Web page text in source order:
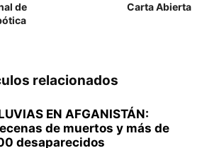
de
Carta Abierta
relacionados
EN AFGANISTÁN:
de muertos y más de
desaparecidos